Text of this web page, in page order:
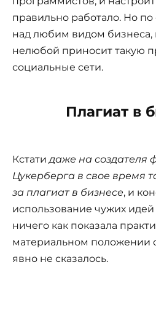
правильно работало. Но по
над любим видом бизнеса,
нелюбой приносит такую
социальные сети.
Плагиат в
Кстатидаже на создателя
Цукерберга в свое время
за плагиат в бизнесе, и
использование чужих
ничего как показала
материальном положении
явно не сказалось.